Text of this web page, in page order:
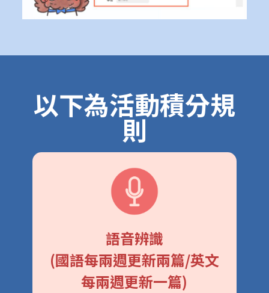
以下為活動積分規
則
語音辨識
(國語每兩週更新兩篇/英文
每兩週更新一篇)